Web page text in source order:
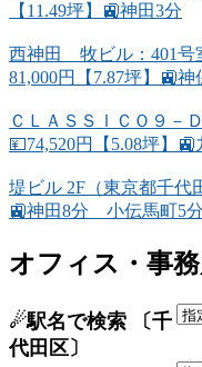
【11.49坪】🚉神田3分
西神田 牧ビル：401号
81,000円【7.87坪】🚉神
ＣＬＡＳＳＩＣＯ９－
💴74,520円【5.08坪】
堤ビル 2F（東京都千代
🚉神田8分 小伝馬町5
オフィス・事
☄駅名で検索 〔千
代田区〕